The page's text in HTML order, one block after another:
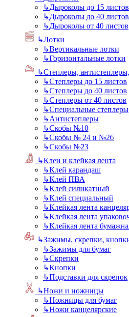
↳Дыроколы до 15 листов
↳Дыроколы до 40 листов
↳Дыроколы от 40 листов
↳Лотки
↳Вертикальные лотки
↳Горизонтальные лотки
↳Степлеры,
↳Степлеры до 15 листов
↳Степлеры до 40 листов
↳Степлеры от 40 листов
↳Специальные степлеры
↳Антистеплеры
↳Скобы №10
↳Скобы № 24 и №26
↳Скобы №23
↳Клеи и клейкая лента
↳Клей карандаш
↳Клей ПВА
↳Клей силикатный
↳Клей специальный
↳Клейкая лента
↳Клейкая лента
↳Клейкая лента
↳Зажимы, скрепки,
↳Зажимы для бумаг
↳Скрепки
↳Кнопки
↳Подставки для скрепок
↳Ножи и ножницы
↳Ножницы для бумаг
↳Ножи канцелярские